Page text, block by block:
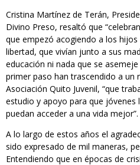
Cristina Martínez de Terán,
Divino Preso, resaltó que
que empezó acogiendo a los
libertad, que vivían junto a sus
educación ni nada que se
primer paso han trascendido a un
Asociación Quito Juvenil, “que
estudio y apoyo para que jóvenes
puedan acceder a una vida mejor”.
A lo largo de estos años el
sido expresado de mil maneras,
Entendiendo que en épocas de